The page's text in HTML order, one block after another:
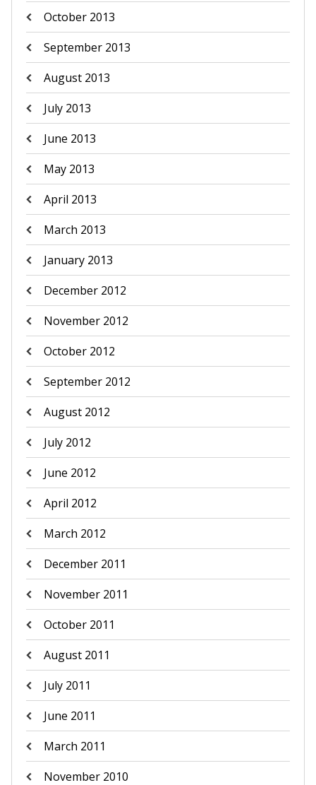
October 2013
September 2013
August 2013
July 2013
June 2013
May 2013
April 2013
March 2013
January 2013
December 2012
November 2012
October 2012
September 2012
August 2012
July 2012
June 2012
April 2012
March 2012
December 2011
November 2011
October 2011
August 2011
July 2011
June 2011
March 2011
November 2010